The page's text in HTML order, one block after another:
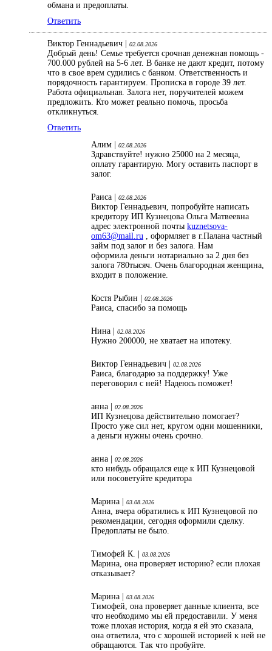
обмана и предоплаты.
Ответить
Виктор Геннадьевич | 02.08.2026
Добрый день! Семье требуется срочная денежная помощь -
700.000 рублей на 5-6 лет. В банке не дают кредит, потому
что в свое врем судились с банком. Ответственность и
порядочность гарантируем. Прописка в городе 39 лет.
Работа официальная. Залога нет, поручителей можем
предложить. Кто может реально помочь, просьба
откликнуться.
Ответить
Алим |
02.08.2026
Здравствуйте! нужно 25000 на 2 месяца,
оплату гарантирую. Могу оставить паспорт в
залог.
Раиса | 02.08.2026
Виктор Геннадьевич, попробуйте написать
кредитору ИП Кузнецова Ольга Матвеевна
адрес электронной почты kuznetsova-
om63@mail.ru , оформляет в г.Палана частный
займ под залог и без залога. Нам
оформила деньги нотариально за 2 дня без
залога 780тысяч. Очень благородная женщина,
входит в положение.
Костя Рыбин | 02.08.2026
Раиса, спасибо за помощь
Нина | 02.08.2026
Нужно 200000, не хватает на ипотеку.
Виктор Геннадьевич | 02.08.2026
Раиса, благодарю за поддержку! Уже
переговорил с ней! Надеюсь поможет!
анна | 02.08.2026
ИП Кузнецова действительно помогает?
Просто уже сил нет, кругом одни мошенники,
а деньги нужны очень срочно.
анна | 02.08.2026
кто нибудь обращался еще к ИП Кузнецовой
или посоветуйте кредитора
Марина | 03.08.2026
Анна, вчера обратились к ИП Кузнецовой по
рекомендации, сегодня оформили сделку.
Предоплаты не было.
Тимофей К. | 03.08.2026
Марина, она проверяет историю? если плохая
отказывает?
Марина | 03.08.2026
Тимофей, она проверяет данные клиента, все
что необходимо мы ей предоставили. У меня
тоже плохая история, когда я ей это сказала,
она ответила, что с хорошей историей к ней не
обращаются. Так что пробуйте.